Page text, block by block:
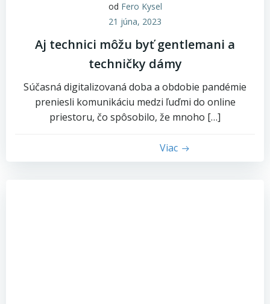
od Fero Kysel
21 júna, 2023
Aj technici môžu byť gentlemani a
techničky dámy
Súčasná digitalizovaná doba a obdobie pandémie
preniesli komunikáciu medzi ľuďmi do online
priestoru, čo spôsobilo, že mnoho […]
Viac